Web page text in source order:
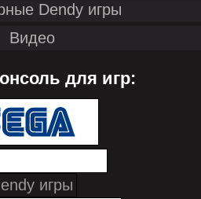
Dendy игры
Видео
для игр: